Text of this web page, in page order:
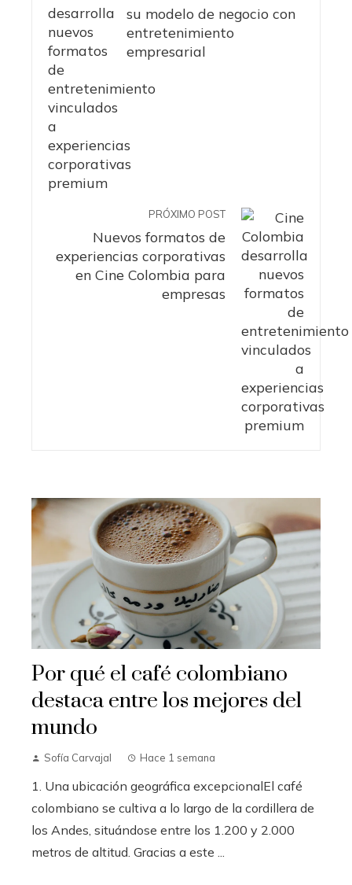
su modelo de negocio con
entretenimiento
empresarial
PRÓXIMO POST
Nuevos formatos de
experiencias corporativas
en Cine Colombia para
empresas
Por qué el café colombiano
destaca entre los mejores del
mundo
Sofía Carvajal Hace 1 semana
1. Una ubicación geográfica excepcionalEl café
colombiano se cultiva a lo largo de la cordillera de
los Andes, situándose entre los 1.200 y 2.000
metros de altitud. Gracias a este ...